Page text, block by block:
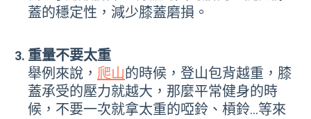
蓋的穩定性，減少膝蓋磨損。
重量不要太重
舉例來說， 爬山的時候，登山包背越重，膝
蓋承受的壓力就越大，那麼平常健身的時
候，不要一次就拿太重的啞鈴、槓鈴…等來